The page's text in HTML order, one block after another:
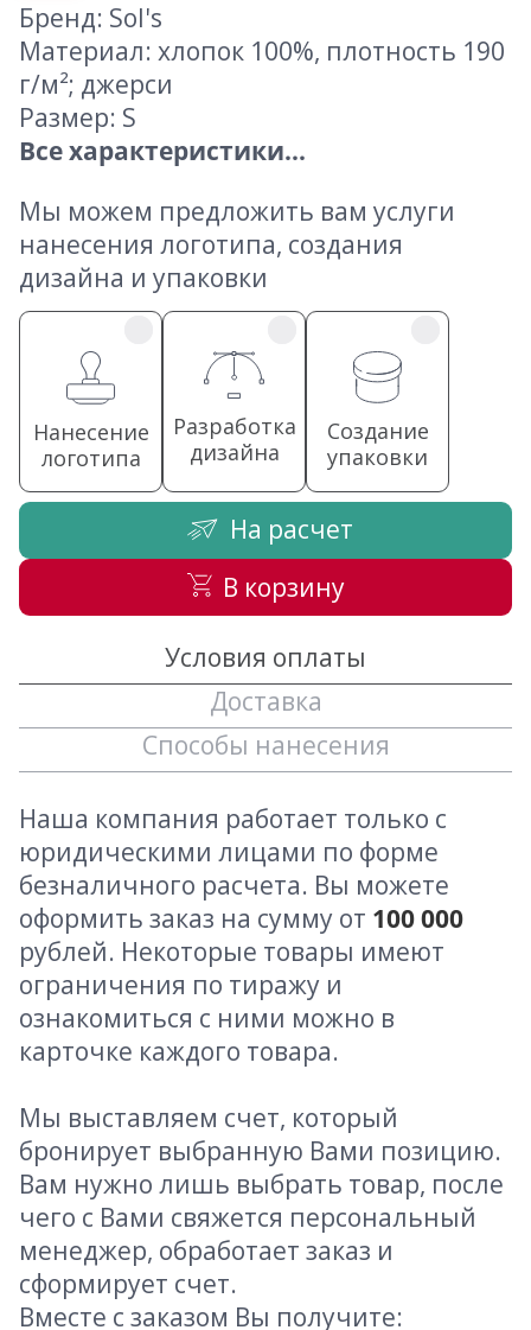
Бренд: Sol's
Материал: хлопок 100%, плотность 190
г/м²; джерси
Размер: S
Все характеристики...
Мы можем предложить вам услуги
нанесения логотипа, создания
дизайна и упаковки
Нанесение
логотипа
Разработка
дизайна
Создание
упаковки
На расчет
В корзину
Условия оплаты
Доставка
Способы нанесения
Наша компания работает только с
юридическими лицами по форме
безналичного расчета. Вы можете
оформить заказ на сумму от 100 000
рублей. Некоторые товары имеют
ограничения по тиражу и
ознакомиться с ними можно в
карточке каждого товара.
Мы выставляем счет, который
бронирует выбранную Вами позицию.
Вам нужно лишь выбрать товар, после
чего с Вами свяжется персональный
менеджер, обработает заказ и
сформирует счет.
Вместе с заказом Вы получите: